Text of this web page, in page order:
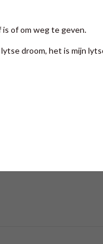
is of om weg te geven.
droom, het is mijn